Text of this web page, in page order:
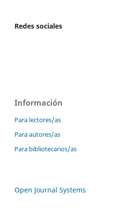
Redes sociales
Información
Para lectores/as
Para autores/as
Para bibliotecarios/as
Open Journal Systems